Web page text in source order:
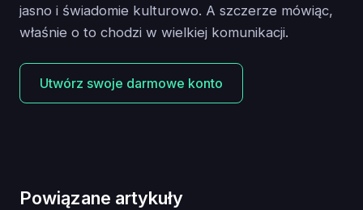
jasno i świadomie kulturowo. A szczerze mówiąc,
właśnie o to chodzi w wielkiej komunikacji.
Utwórz swoje darmowe konto
Powiązane artykuły